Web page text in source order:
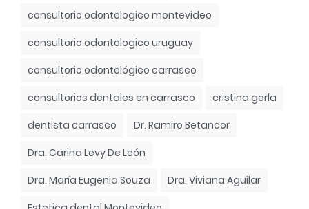
consultorio odontologico montevideo
consultorio odontologico uruguay
consultorio odontológico carrasco
consultorios dentales en carrasco
cristina gerla
dentista carrasco
Dr. Ramiro Betancor
Dra. Carina Levy De León
Dra. María Eugenia Souza
Dra. Viviana Aguilar